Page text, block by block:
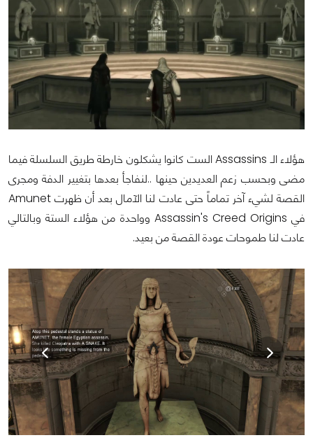
هؤلاء الـ Assassins الست كانوا يشكلون خارطة طريق السلسلة فيما
مضى وبحسب زعم العديدين حينها ..لنفاجأ بعدها بتغيير الدفة ومجرى
القصة لشيء آخر تماماً حتى عادت لنا الآمال بعد أن ظهرت Amunet
في Assassin's Creed Origins وواحدة من هؤلاء الستة وبالتالي
عادت لنا طموحات عودة القصة من بعيد.